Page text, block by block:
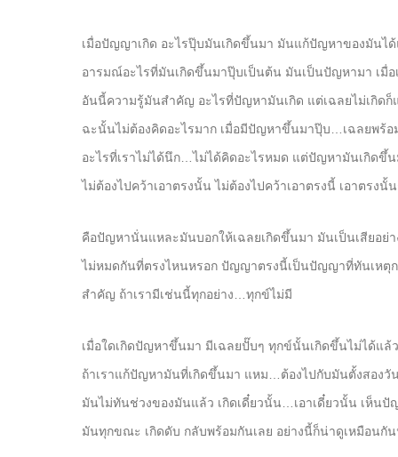
เมื่อปัญญาเกิด อะไรปุ๊บมันเกิดขึ้นมา มันแก้ปัญหาของมันไ
อารมณ์อะไรที่มันเกิดขึ้นมาปุ๊บเป็นต้น มันเป็นปัญหามา เ
อันนี้ความรู้มันสำคัญ อะไรที่ปัญหามันเกิด แต่เฉลยไม่เกิด
ฉะนั้นไม่ต้องคิดอะไรมาก เมื่อมีปัญหาขึ้นมาปุ๊บ…เฉลยพ
อะไรที่เราไม่ได้นึก…ไม่ได้คิดอะไรหมด แต่ปัญหามันเกิด
ไม่ต้องไปคว้าเอาตรงนั้น ไม่ต้องไปคว้าเอาตรงนี้ เอาตรงนั้
คือปัญหานั่นแหละมันบอกให้เฉลยเกิดขึ้นมา มันเป็นเสียอ
ไม่หมดกันที่ตรงไหนหรอก ปัญญาตรงนี้เป็นปัญญาที่ทันเ
สำคัญ ถ้าเรามีเช่นนี้ทุกอย่าง…ทุกข์ไม่มี
เมื่อใดเกิดปัญหาขึ้นมา มีเฉลยปั๊บๆ ทุกข์นั้นเกิดขึ้นไม่ได้แ
ถ้าเราแก้ปัญหามันที่เกิดขึ้นมา แหม…ต้องไปกับมันตั้งสอง
มันไม่ทันช่วงของมันแล้ว เกิดเดี๋ยวนั้น…เอาเดี๋ยวนั้น เห็น
มันทุกขณะ เกิดดับ กลับพร้อมกันเลย อย่างนี้ก็น่าดูเหมือนกั